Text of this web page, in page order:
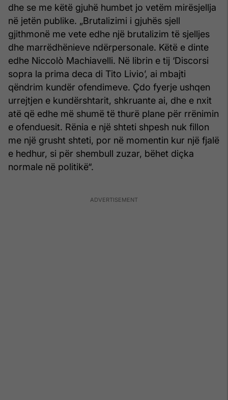
dhe se me këtë gjuhë humbet jo vetëm mirësjellja
në jetën publike. „Brutalizimi i gjuhës sjell
gjithmonë me vete edhe një brutalizim të sjelljes
dhe marrëdhënieve ndërpersonale. Këtë e dinte
edhe Niccolò Machiavelli. Në librin e tij ‘Discorsi
sopra la prima deca di Tito Livio’, ai mbajti
qëndrim kundër ofendimeve. Çdo fyerje ushqen
urrejtjen e kundërshtarit, shkruante ai, dhe e nxit
atë që edhe më shumë të thurë plane për rrënimin
e ofenduesit. Rënia e një shteti shpesh nuk fillon
me një grusht shteti, por në momentin kur një fjalë
e hedhur, si për shembull zuzar, bëhet diçka
normale në politikë“.